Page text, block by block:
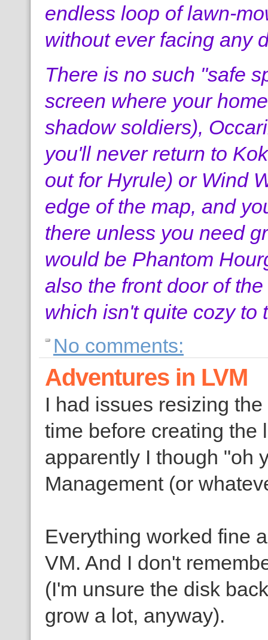
endless loop of lawn-
without ever facing any
There is no such "safe
screen where your
shadow soldiers),
you'll never return to
out for Hyrule) or Wind
edge of the map, and
there unless you need
would be Phantom
also the front door of
which isn't quite cozy to
No comments:
Adventures in LVM
I had issues resizing
time before creating the
apparently I though "oh
Management (or
Everything worked fine
VM. And I don't
(I'm unsure the disk
grow a lot, anyway).